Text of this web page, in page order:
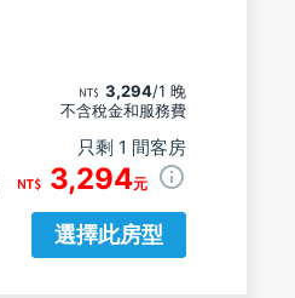
3,294/1 晚
不含稅金和服務費
只剩 1 間客房
3,294元
選擇此房型